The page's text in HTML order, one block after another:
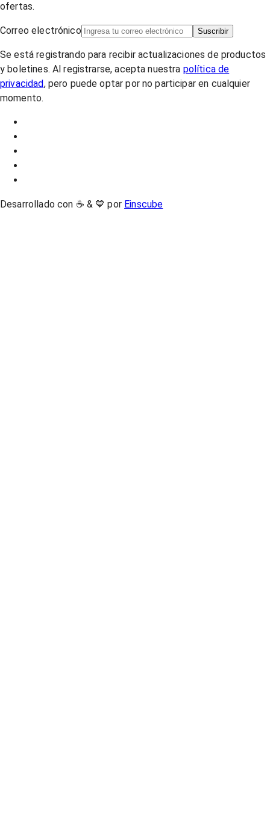
ofertas.
Correo electrónico Suscribir
Se está registrando para recibir actualizaciones de productos
y boletines. Al registrarse, acepta nuestra política de
privacidad, pero puede optar por no participar en cualquier
momento.
Desarrollado con ☕ & 💙 por Einscube